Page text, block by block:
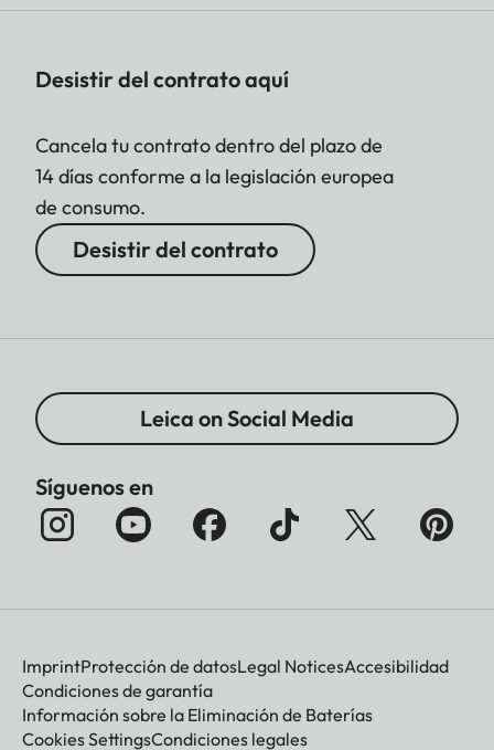
Desistir del contrato aquí
Cancela tu contrato dentro del plazo de
14 días conforme a la legislación europea
de consumo.
Desistir del contrato
Leica on Social Media
Síguenos en
ImprintProtección de datosLegal NoticesAccesibilidad
Condiciones de garantía
Información sobre la Eliminación de Baterías
Cookies SettingsCondiciones legales